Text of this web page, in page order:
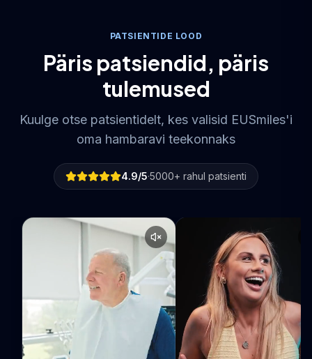
PATSIENTIDE LOOD
Päris patsiendid, päris
tulemused
Kuulge otse patsientidelt, kes valisid EUSmiles'i
oma hambaravi teekonnaks
4.9/5·5000+ rahul patsienti